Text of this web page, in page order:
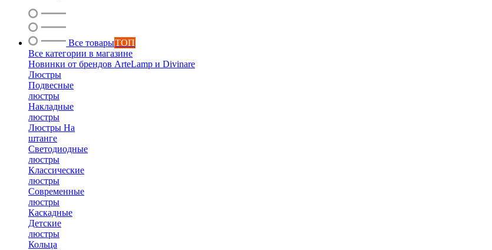
Все товарыТОП
Все категории в магазине
Новинки от брендов ArteLamp и Divinare
Люстры
Подвесные
люстры
Накладные
люстры
Люстры На
штанге
Светодиодные
люстры
Классические
люстры
Современные
люстры
Каскадные
Детские
люстры
Кольца